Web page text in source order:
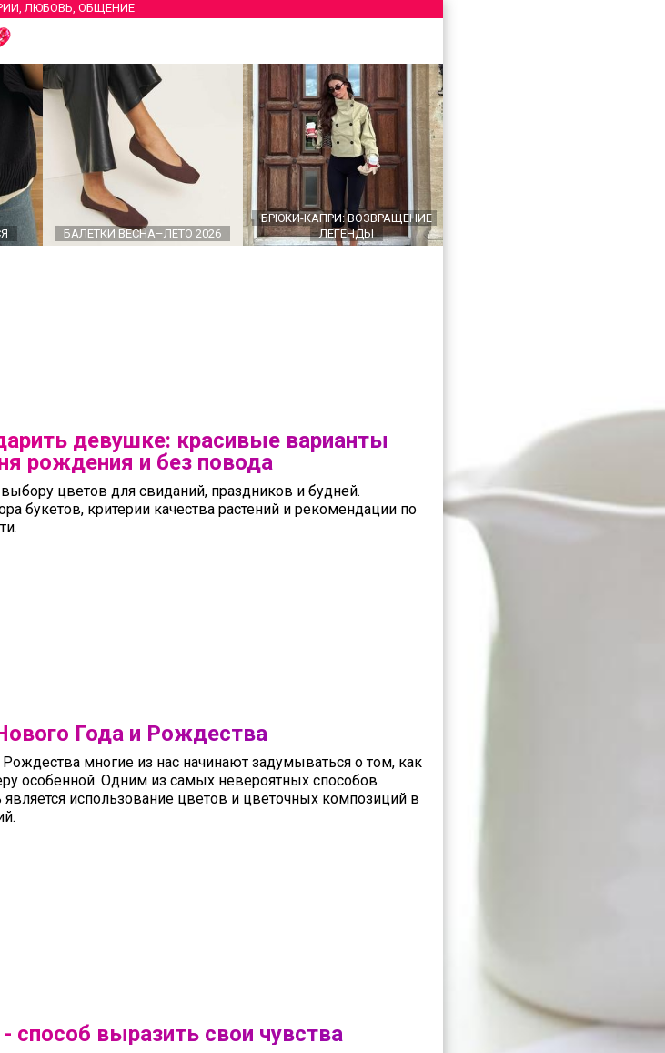
ЛЮБОВЬ, ОБЩЕНИЕ
БАЛЕТКИ ВЕСНА–ЛЕТО 2026
БРЮКИ-КАПРИ: ВОЗВРАЩЕНИЕ
ЛЕГЕНДЫ
девушке: красивые варианты
рождения и без повода
цветов для свиданий, праздников и будней.
букетов, критерии качества растений и рекомендации по
Года и Рождества
многие из нас начинают задумываться о том, как
особенной. Одним из самых невероятных способов
использование цветов и цветочных композиций в
способ выразить свои чувства